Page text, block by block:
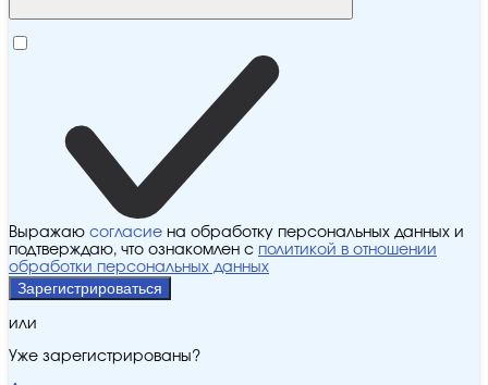
Выражаю согласие на обработку персональных данных и
подтверждаю, что ознакомлен с политикой в отношении
обработки персональных данных
Зарегистрироваться
или
Уже зарегистрированы?